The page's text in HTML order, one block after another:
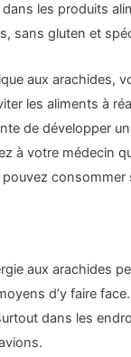
les produits
sans gluten et
aux arachides,
les aliments à
de développer
à votre médecin
consommer
aux arachides
d’y faire
dans les